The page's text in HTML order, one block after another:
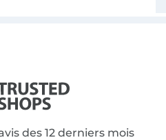
des 12 derniers mois